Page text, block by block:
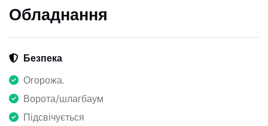
Обладнання
Безпека
Огорожа.
Ворота/шлагбаум
Підсвічується